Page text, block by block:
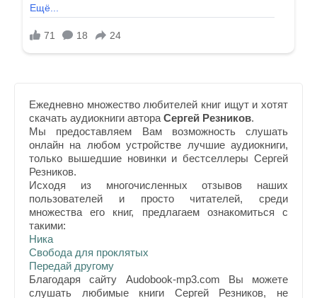
Ежедневно множество любителей книг ищут и хотят
скачать аудиокниги автора Сергей Резников.
Мы предоставляем Вам возможность слушать
онлайн на любом устройстве лучшие аудиокниги,
только вышедшие новинки и бестселлеры Сергей
Резников.
Исходя из многочисленных отзывов наших
пользователей и просто читателей, среди
множества его книг, предлагаем ознакомиться с
такими:
Ника
Свобода для проклятых
Передай другому
Благодаря сайту Audobook-mp3.com Вы можете
слушать любимые книги Сергей Резников, не